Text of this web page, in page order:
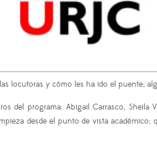
locutoras y cómo les ha ido el puente;
del programa: Abigail Carrasco,
desde el punto de vista